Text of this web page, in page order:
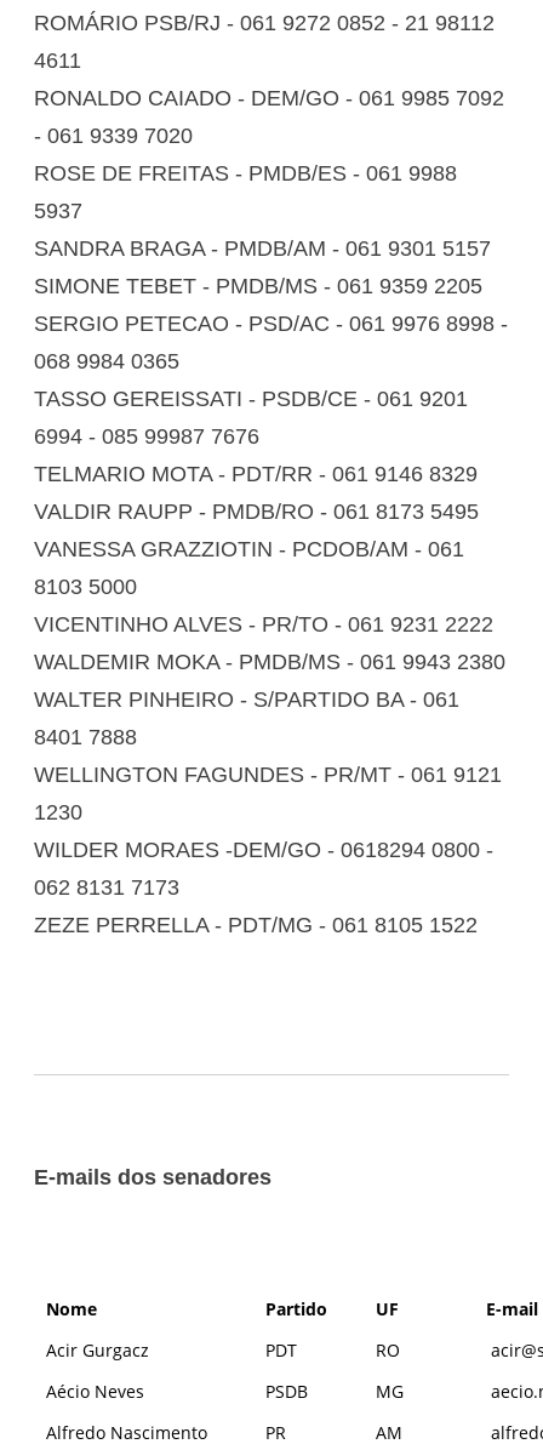
ROMÁRIO PSB/RJ - 061 9272 0852 - 21 98112
4611
RONALDO CAIADO - DEM/GO - 061 9985 7092
- 061 9339 7020
ROSE DE FREITAS - PMDB/ES - 061 9988
5937
SANDRA BRAGA - PMDB/AM - 061 9301 5157
SIMONE TEBET - PMDB/MS - 061 9359 2205
SERGIO PETECAO - PSD/AC - 061 9976 8998 -
068 9984 0365
TASSO GEREISSATI - PSDB/CE - 061 9201
6994 - 085 99987 7676
TELMARIO MOTA - PDT/RR - 061 9146 8329
VALDIR RAUPP - PMDB/RO - 061 8173 5495
VANESSA GRAZZIOTIN - PCDOB/AM - 061
8103 5000
VICENTINHO ALVES - PR/TO - 061 9231 2222
WALDEMIR MOKA - PMDB/MS - 061 9943 2380
WALTER PINHEIRO - S/PARTIDO BA - 061
8401 7888
WELLINGTON FAGUNDES - PR/MT - 061 9121
1230
WILDER MORAES -DEM/GO - 0618294 0800 -
062 8131 7173
ZEZE PERRELLA - PDT/MG - 061 8105 1522
E-mails dos senadores
Nome Partido UF
E-mail
Acir Gurgacz
PDT RO
Aécio Neves
PSDB MG
Alfredo Nascimento
PR AM